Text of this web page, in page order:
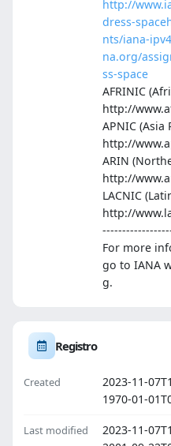
http://
dress-space
nts/iana-
na.org/
ss-space
AFRINIC
http://
APNIC (Asia
http://
ARIN
http://
LACNIC
http://
For more
go to IANA
g.
Registro
Created
2023-11-
1970-01-
Last modified
2023-11-